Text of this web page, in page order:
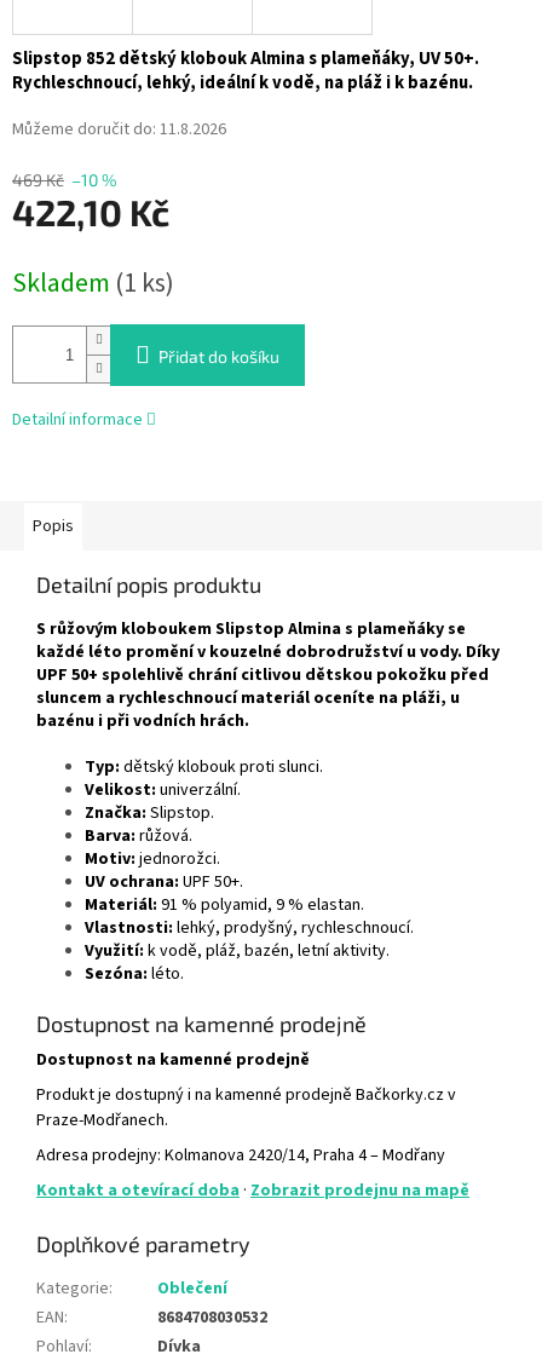
469 Kč –10 %
422,10 Kč
cena:
Skladem (1 ks)
Můžeme doručit do: 11.8.2026
Přidat do košíku
Slipstop 852 dětský klobouk Almina s plameňáky, UV 50+.
Rychleschnoucí, lehký, ideální k vodě, na pláž i k bazénu.
Detailní informace
Popis
Detailní popis produktu
S růžovým kloboukem Slipstop Almina s plameňáky se
každé léto promění v kouzelné dobrodružství u vody. Díky
UPF 50+ spolehlivě chrání citlivou dětskou pokožku před
sluncem a rychleschnoucí materiál oceníte na pláži, u
bazénu i při vodních hrách.
Typ: dětský klobouk proti slunci.
Velikost: univerzální.
Značka: Slipstop.
Barva: růžová.
Motiv: jednorožci.
UV ochrana: UPF 50+.
Materiál: 91 % polyamid, 9 % elastan.
Vlastnosti: lehký, prodyšný, rychleschnoucí.
Využití: k vodě, pláž, bazén, letní aktivity.
Sezóna: léto.
Dostupnost na kamenné prodejně
Dostupnost na kamenné prodejně
Produkt je dostupný i na kamenné prodejně Bačkorky.cz v
Praze-Modřanech.
Adresa prodejny: Kolmanova 2420/14, Praha 4 – Modřany
Kontakt a otevírací doba · Zobrazit prodejnu na mapě
Doplňkové parametry
Kategorie:
Oblečení
EAN:
8684708030532
Pohlaví:
Dívka